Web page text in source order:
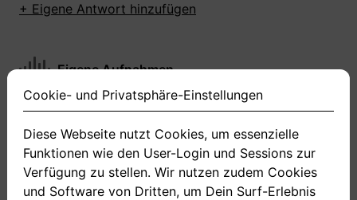
+ Eigene Antwort hinzufügen
Eigene Aufnahmen
Du hast zu dieser Frage noch keine Antworten
+ Neue Antwort aufnehmen
Cookie- und Privatsphäre-Einstellungen
Diese Webseite nutzt Cookies, um essenzielle
Funktionen wie den User-Login und Sessions zur
Verfügung zu stellen. Wir nutzen zudem Cookies
und Software von Dritten, um Dein Surf-Erlebnis